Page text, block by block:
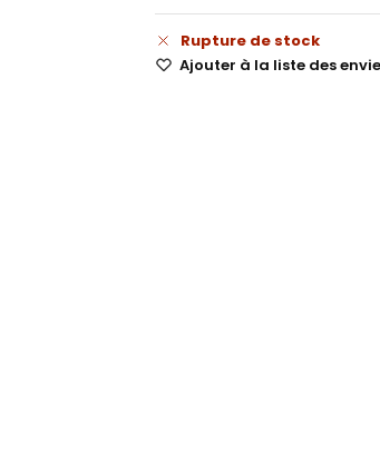
Rupture de stock
Ajouter à la liste des